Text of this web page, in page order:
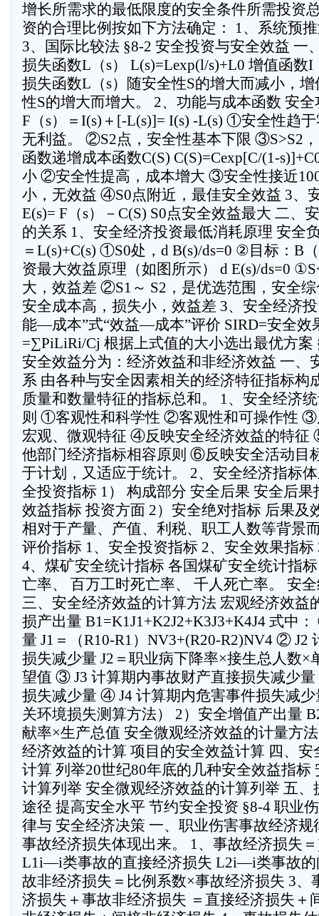
增长所需求的最低限度的安全条件所需投资
资的合理比例按如下方法确定： 1、系统预
3、国际比较法 §8-2 安全投资与安全效益 一
损失函数L（s） L(s)=Lexp(l/s)+L0 增值函数I
损失函数L（s）随安全性S的增大而减小，
性S的增大而增大。 2、功能与成本函数 安
F（s）＝I(s)＋[-L(s)]= I(s) -L(s) ①安全性趋
无利益。 ②S2点，安全性基本下限 ③S>S2
函数递增成本函数C(S) C(S)=Cexp[C/(1-
小 ②安全性提高，成本增大 ③安全性接近
小，无效益 ④S0点附近，最佳安全效益 3、
E(s)= F（s）－C(S) S0点安全效益最大 二、
的关系 1、安全经济投资最低消耗原理 安全
＝L(s)+C(s) ①S0处，d B(s)/ds=0 ②目标：B
资最大效益原理（如图所示） d E(s)/ds=0
大，效益差 ②S1～ S2，是优选范围，安全
安全成本高，损失小，效益差 3、安全经济
能—成本”式“效益—成本”评价 SIRD=安全效
=∑PiLiRi/Cj 根据上式值的大小选出最优方案
安全效益分为：经济效益和非经济效益 一、
系 由各种与安全因素相关的经济特征指标构
质量和数量特征的指标总和。 1、安全经济
则 ①客观性和科学性 ②客观性和可操作性 ③
宏观、微观特征 ④反映安全经济效益的特征
他部门经济指标相容原则 ⑥反映安全活动目
于计划，又适应于统计。 2、安全经济指标
全投资指标 1） 构成部分 安全后果 安全后
效益指标 投资方面 2）安全绝对指标 后果及
相对于产量、产值、利税、职工人数等背景
评价指标 1、安全投资指标 2、安全效果指
4、煤矿安全统计指标 各国煤矿安全统计指
亡率、 百万工时死亡率、 千人死亡率。 安
三、安全经济效益的计算方法 宏观经济效益
损产出量 B1=K1J1+K2J2+K3J3+K4J4 式中
量 J1＝（R10-R1）NV3+(R20-R2)NV4 ② J2
损失减少量 J2＝职业病下降率×接生总人数×
望值 ③ J3 计算期内事故财产直接损失减少量
损失减少量 ④ J4 计算期内危害事件损失减
关环境损失测算方法） 2）安全增值产出量
献率×生产总值 安全微观经济效益的计量方
经济效益的计算 项目的安全效益计算 四、
计算 列举20世纪80年底的几种安全效益指标
计算列举 安全微观经济效益的计算列举 五
途径 提高安全水平 节约安全投资 §8-4 职业
律与 安全经济决策 一、职业伤害事故经济
事故经济损失体现出来。 1、事故经济损失
L1i—i类事故的直接经济损失 L2i—i类事故的
故非经济损失＝比例系数×事故经济损失 3、
济损失＋事故非经济损失 ＝直接经济损失＋